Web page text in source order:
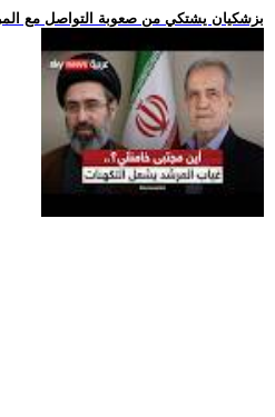
.. بزشكيان يشتكي من صعوبة التواصل مع